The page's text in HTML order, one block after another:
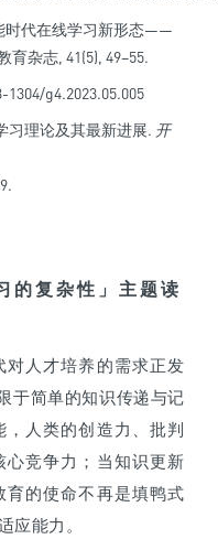
时代在线学习新形态——
杂志, 41(5), 49–55.
g4.2023.05.005
习理论及其最新进展. 开
的复杂性」主题读
人才培养的需求正发
简单的知识传递与记
人类的创造力、批判
竞争力；当知识更新
的使命不再是填鸭式
应能力。